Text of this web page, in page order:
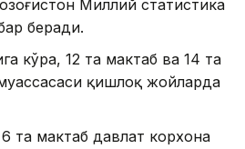
Миллий статистика
беради.
кўра, 12 та мактаб ва 14 та
қишлоқ жойларда
та мактаб давлат корхона